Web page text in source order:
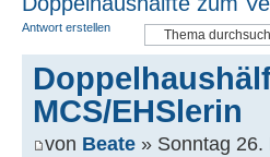
Antwort erstellen
MCS/EHSlerin
von Beate » Sonntag